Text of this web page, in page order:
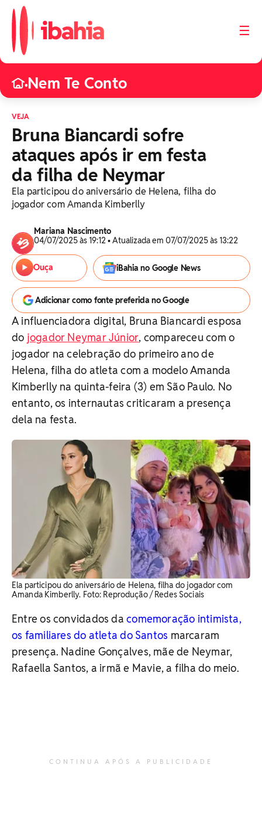
☰
•Nem Te Conto
VEJA
Bruna Biancardi sofre
ataques após ir em festa
da filha de Neymar
Ela participou do aniversário de Helena, filha do
jogador com Amanda Kimberlly
Mariana Nascimento
04/07/2025 às 19:12 • Atualizada em 07/07/2025 às 13:22
Ouça iBahia no Google News
Adicionar como fonte preferida no Google
A influenciadora digital, Bruna Biancardi esposa
do jogador Neymar Júnior, compareceu com o
jogador na celebração do primeiro ano de
Helena, filha do atleta com a modelo Amanda
Kimberlly na quinta-feira (3) em São Paulo. No
entanto, os internautas criticaram a presença
dela na festa.
Ela participou do aniversário de Helena, filha do jogador com
Amanda Kimberlly. Foto: Reprodução / Redes Sociais
Entre os convidados dacomemoração intimista,
os familiares do atleta do Santos marcaram
presença. Nadine Gonçalves, mãe de Neymar,
Rafaella Santos, a irmã e Mavie, a filha do meio.
CONTINUA APÓS A PUBLICIDADE